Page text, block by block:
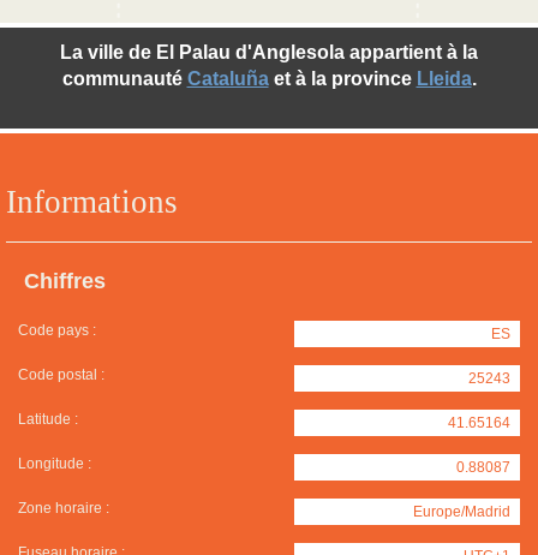
Informations
Chiffres
Code pays : ES
Code postal : 25243
Latitude : 41.65164
Longitude : 0.88087
Zone horaire : Europe/Madrid
La ville de El Palau d'Anglesola appartient à la
communauté Cataluñaet à la province Lleida.